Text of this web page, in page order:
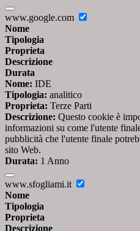
www.google.com
Nome
Tipologia
Proprieta
Descrizione
Durata
Nome: IDE
Tipologia: analitico
Proprieta: Terze Parti
Descrizione: Questo cookie è
informazioni su come l'utente
pubblicità che l'utente finale
sito Web.
Durata: 1 Anno
www.sfogliami.it
Nome
Tipologia
Proprieta
Descrizione